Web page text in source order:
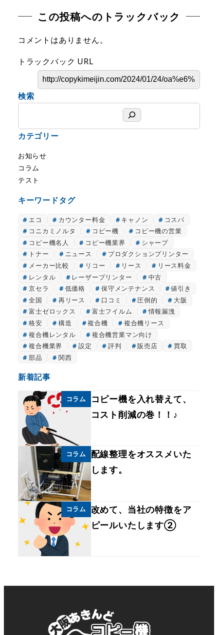
この投稿へのトラックバック
コメントはありません。
トラックバック URL
検索
カテゴリー
お知らせ
コラム
テスト
キーワードタグ
エコ カウンター料金 キャノン
コスパ
コニカミノルタ
コピー機
コピー機の営業
コピー機名人
コピー機業界
シャープ
トナー
ニュース
プロダクションプリンター
メーカー比較
リコー リース
リース料金
レンタル
レーザープリンター
中古
京セラ
低価格 保守メンテナンス
値引き
全国
再リース 口コミ 圧倒的
大阪
富士ゼロックス
富士フイルム
情報漏洩
格安
構造 複合機
複合機リース
複合機レンタル
複合機営業マン向け
複合機業界
設定 評判 販売店
買取
部品
関西
新着記事
コラム
コピー機を入れ替えて、
コスト削減の巻！！♪
コラム
配線整理をオススメいた
します。
コラム
改めて、当社の特徴をア
ピールいたします②